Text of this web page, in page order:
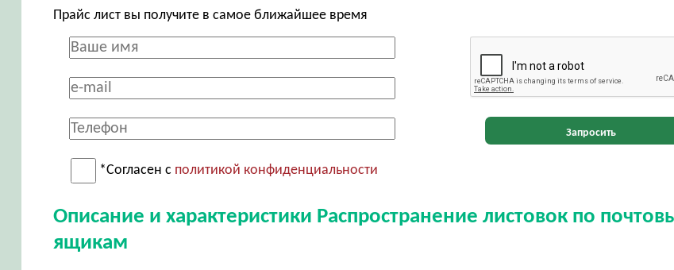
Прайс лист вы получите в самое ближайшее время
*Согласен с политикой конфиденциальности
Запросить
Описание и характеристики Распространение листовок по
ящикам